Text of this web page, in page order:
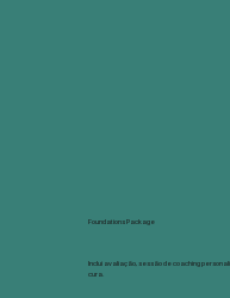
Foundations Package
Inclui avaliação, sessão de coaching
cura.